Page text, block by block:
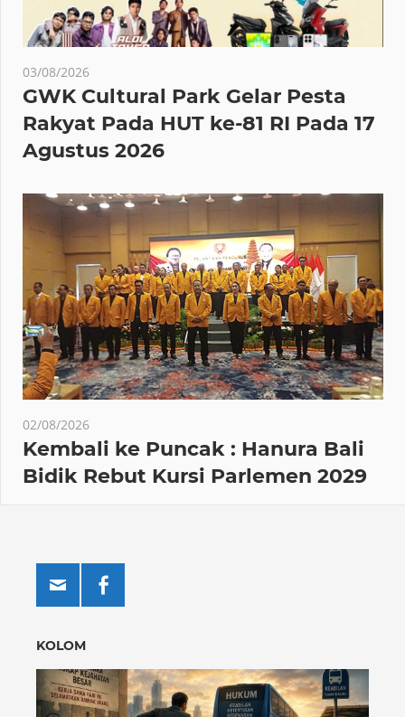
03/08/2026
GWK Cultural Park Gelar Pesta
Rakyat Pada HUT ke-81 RI Pada 17
Agustus 2026
02/08/2026
Kembali ke Puncak : Hanura Bali
Bidik Rebut Kursi Parlemen 2029
KOLOM